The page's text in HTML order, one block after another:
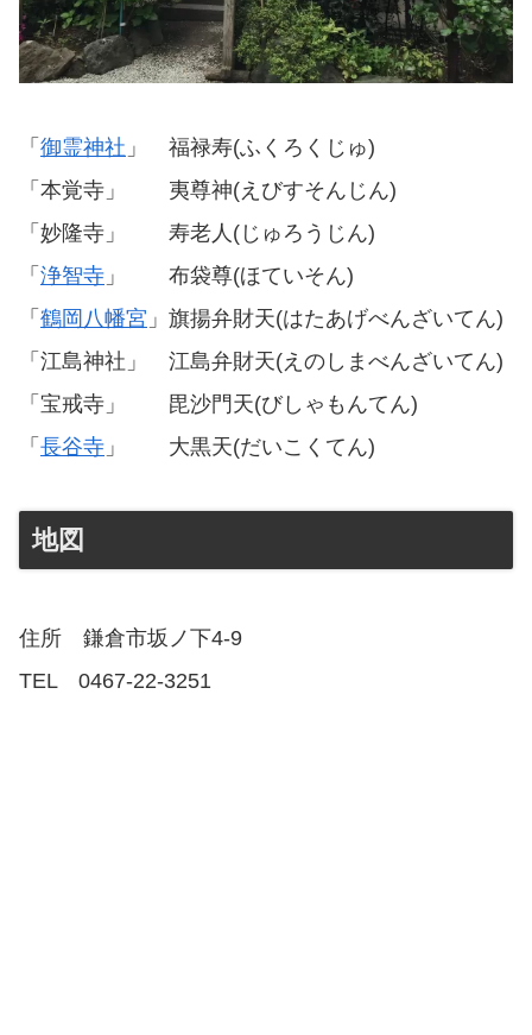
「 御霊神社 」 福禄寿(ふくろくじゅ)
「本覚寺」 夷尊神(えびすそんじん)
「妙隆寺」 寿老人(じゅろうじん)
「 浄智寺 」 布袋尊(ほていそん)
「 鶴岡八幡宮 」旗揚弁財天(はたあげべんざいてん)
「江島神社」 江島弁財天(えのしまべんざいてん)
「宝戒寺」 毘沙門天(びしゃもんてん)
「 長谷寺 」 大黒天(だいこくてん)
地図
住所 鎌倉市坂ノ下4-9
TEL 0467-22-3251